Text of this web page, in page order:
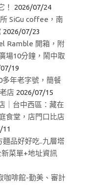
！
2026/07/24
SiGu coffee，南
2026/07/23
Ramble 開箱，附
場10分鐘，鬧中取
19
年老字號，簡餐
店 2026/07/15
｜台中西區：藏在
食堂，店門口比店
11
品好好吃..九層塔
菜單+地址資訊
咖啡館-勤美、審計